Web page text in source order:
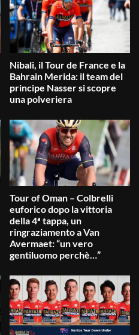
Nibali, il Tour de France e la
Bahrain Merida: il team del
principe Nasser si scopre
una polveriera
Tour of Oman – Colbrelli
euforico dopo la vittoria
della 4ª tappa, un
ringraziamento a Van
Avermaet: “un vero
gentiluomo perchè…”